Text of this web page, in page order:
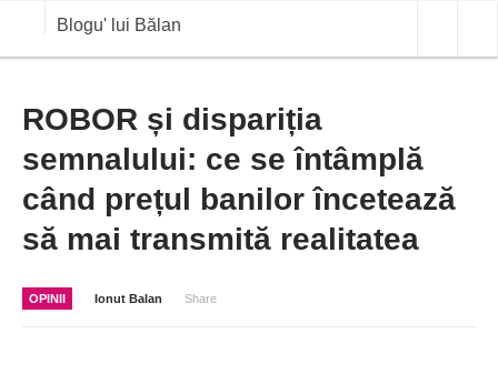
Blogu' lui Bălan
OPINII
ANALIZE
BLOG IN DIALOG
STIRI
CURS VALUTAR IN TIMP REAL
ROBOR și dispariția
semnalului: ce se întâmplă
când prețul banilor încetează
să mai transmită realitatea
OPINII Ionut Balan Share